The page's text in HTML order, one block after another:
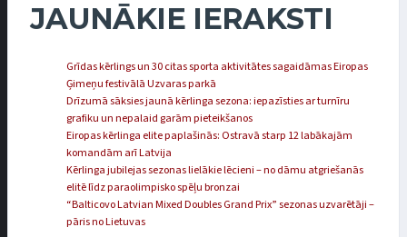
JAUNĀKIE IERAKSTI
Grīdas kērlings un 30 citas sporta aktivitātes sagaidāmas Eiropas
Ģimeņu festivālā Uzvaras parkā
Drīzumā sāksies jaunā kērlinga sezona: iepazīsties ar turnīru
grafiku un nepalaid garām pieteikšanos
Eiropas kērlinga elite paplašinās: Ostravā starp 12 labākajām
komandām arī Latvija
Kērlinga jubilejas sezonas lielākie lēcieni – no dāmu atgriešanās
elitē līdz paraolimpisko spēļu bronzai
“Balticovo Latvian Mixed Doubles Grand Prix” sezonas uzvarētāji –
pāris no Lietuvas